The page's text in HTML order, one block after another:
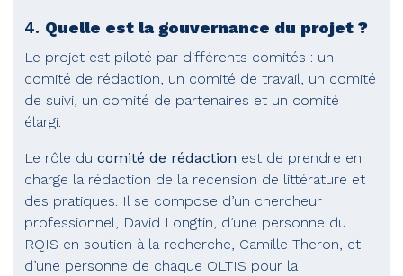
4. Quelle est la gouvernance du projet ?
Le projet est piloté par différents comités : un
comité de rédaction, un comité de travail, un comité
de suivi, un comité de partenaires et un comité
élargi.
Le rôle du comité de rédaction est de prendre en
charge la rédaction de la recension de littérature et
des pratiques. Il se compose d’un chercheur
professionnel, David Longtin, d’une personne du
RQIS en soutien à la recherche, Camille Theron, et
d’une personne de chaque OLTIS pour la